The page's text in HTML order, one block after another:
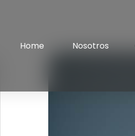
Home Nosotros